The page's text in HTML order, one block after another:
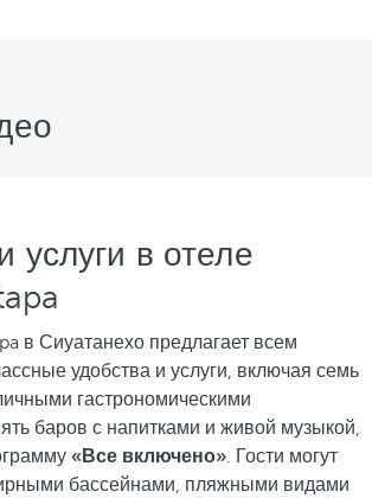
услуги в отеле
в Сиуатанехо предлагает всем
удобства и услуги, включая семь
гастрономическими
баров с напитками и живой музыкой,
«Все включено» . Гости могут
бассейнами, пляжными видами